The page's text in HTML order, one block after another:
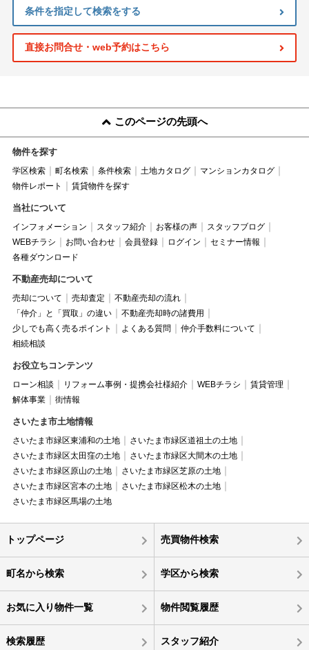
条件を指定して検索をする
直接お問合せ・web予約はこちら
このページの先頭へ
物件を探す
学区検索 町名検索 条件検索 土地カタログ
マンションカタログ
物件レポート
賃貸物件を探す
当社について
インフォメーション スタッフ紹介 お客様の声
スタッフブログ
WEBチラシ
お問い合わせ 会員登録 ログイン
セミナー情報
各種ダウンロード
不動産売却について
売却について 売却査定
不動産売却の流れ
「仲介」と「買取」の違い
不動産売却時の諸費用
少しでも高く売るポイント
よくある質問
仲介手数料について
相続相談
お役立ちコンテンツ
ローン相談 リフォーム事例・提携会社様紹介 WEBチラシ
賃貸管理
解体事業
街情報
さいたま市土地情報
さいたま市緑区東浦和の土地
さいたま市緑区道祖土の土地
さいたま市緑区太田窪の土地
さいたま市緑区大間木の土地
さいたま市緑区原山の土地
さいたま市緑区芝原の土地
さいたま市緑区宮本の土地
さいたま市緑区松木の土地
さいたま市緑区馬場の土地
トップページ 売買物件検索
町名から検索 学区から検索
お気に入り物件一覧 物件閲覧履歴
検索履歴 スタッフ紹介